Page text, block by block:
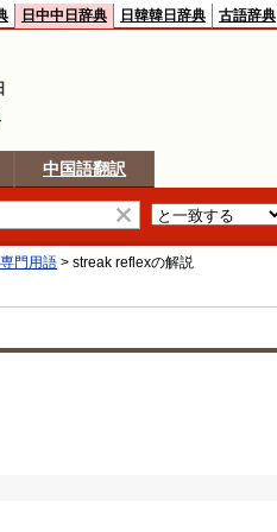
日中中日辞典 日韓韓日辞典 古語辞典
中国語翻訳
門用語 > streak reflexの解説